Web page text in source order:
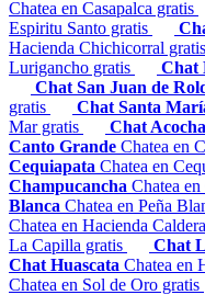
Chatea en Casapalca gratis
Espiritu Santo gratis
Hacienda Chichicorral gratis
Lurigancho gratis
Chat
Chat San Juan de
gratis
Chat Santa
Mar gratis
Chat
Canto Grande Chatea en
Cequiapata Chatea en
Champucancha Chatea
Blanca Chatea en Peña
Chatea en Hacienda
La Capilla gratis
Chat
Chat Huascata Chatea en
Chatea en Sol de Oro gratis